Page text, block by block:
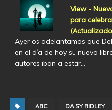
View -
para
Ayer os adelantamos que
en el día de hoy su nuevo
autores iban a estar…
ABC DAISY RIDLEY